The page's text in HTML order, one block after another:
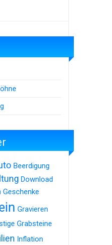
Beerdigung
Download
Geschenke
Gravieren
Grabsteine
Inflation